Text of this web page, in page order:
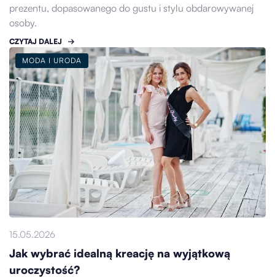
prezentu, dopasowanego do gustu i stylu obdarowywanej
osoby.
CZYTAJ DALEJ
MODA I URODA
15.05.2026
Jak wybrać idealną kreację na wyjątkową
uroczystość?